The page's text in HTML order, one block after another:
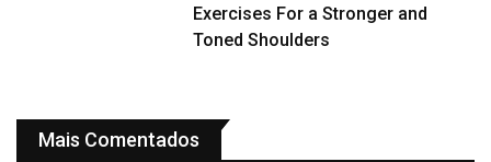
Exercises For a Stronger and
Toned Shoulders
Mais Comentados